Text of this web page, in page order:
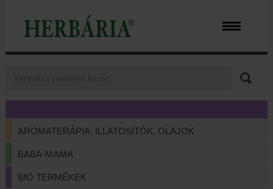
AROMATERÁPIA, ILLATOSÍTÓK, OLAJOK
BABA-MAMA
BIO TERMÉKEK